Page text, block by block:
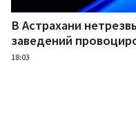
В Астрахани
заведений
18:03